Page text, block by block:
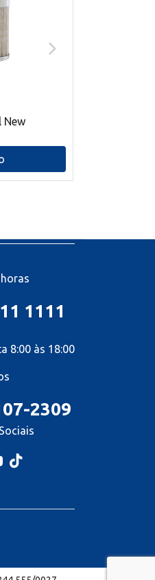
New
1111
8:00 às 18:00
2309